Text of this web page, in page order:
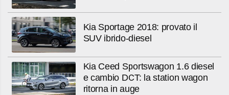
Kia Sportage 2018: provato il
SUV ibrido-diesel
Kia Ceed Sportswagon 1.6 diesel
e cambio DCT: la station wagon
ritorna in auge